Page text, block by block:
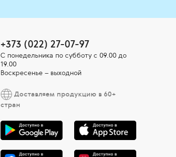
+373 (022) 27-07-97
С понедельника по субботу с 09.00 до
19.00
Воскресенье – выходной
Доставляем продукцию в 60+
стран